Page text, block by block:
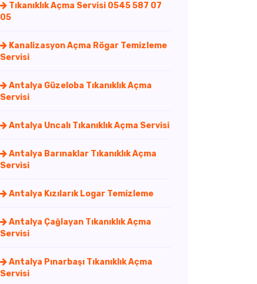
Tıkanıklık Açma Servisi 0545 587 07
05
Kanalizasyon Açma Rögar Temizleme
Servisi
Antalya Güzeloba Tıkanıklık Açma
Servisi
Antalya Uncalı Tıkanıklık Açma Servisi
Antalya Barınaklar Tıkanıklık Açma
Servisi
Antalya Kızılarık Logar Temizleme
Antalya Çağlayan Tıkanıklık Açma
Servisi
Antalya Pınarbaşı Tıkanıklık Açma
Servisi